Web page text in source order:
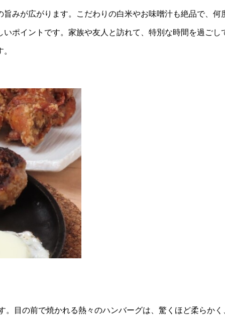
みが広がります。こだわりの白米やお味噌汁も絶品で、何
ポイントです。家族や友人と訪れて、特別な時間を過ごし
目の前で焼かれる熱々のハンバーグは、驚くほど柔らか